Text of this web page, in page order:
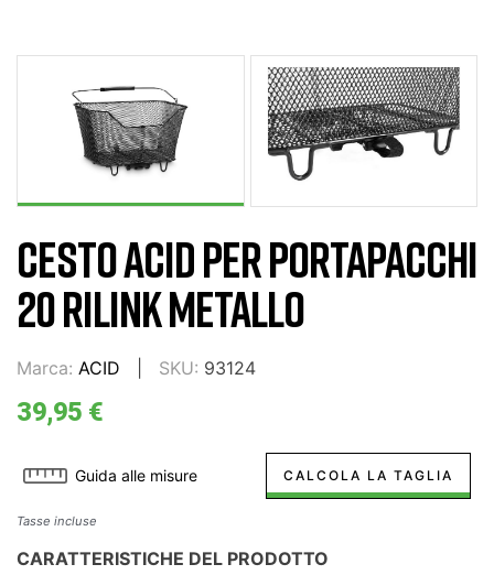
CESTO ACID PER PORTAPACCHI
20 RILINK METALLO
Marca: ACID SKU: 93124
39,95 €
Guida alle misure CALCOLA LA TAGLIA
Tasse incluse
CARATTERISTICHE DEL PRODOTTO